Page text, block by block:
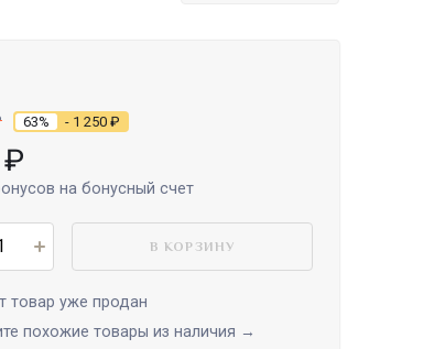
63% - 1 250 ₽
₽
на бонусный счет
В КОРЗИНУ
товар уже продан
похожие товары из наличия →